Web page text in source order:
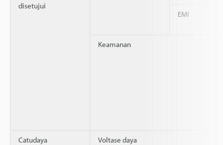
disetujui
EMI
Keamanan
Catudaya Voltase daya